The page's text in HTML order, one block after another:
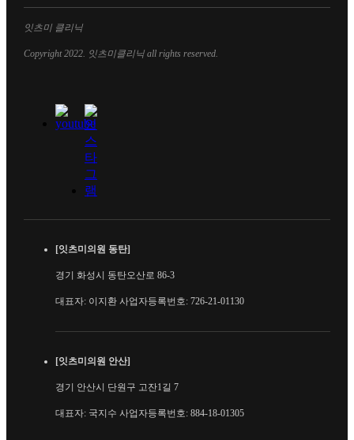
잇츠미 클리닉
Copyright 2022. 잇츠미클리닉 all rights reserved.
[잇츠미의원 동탄]
경기 화성시 동탄오산로 86-3
대표자: 이지환 사업자등록번호: 726-21-01130
[잇츠미의원 안산]
경기 안산시 단원구 고잔1길 7
대표자: 국지수 사업자등록번호: 884-18-01305